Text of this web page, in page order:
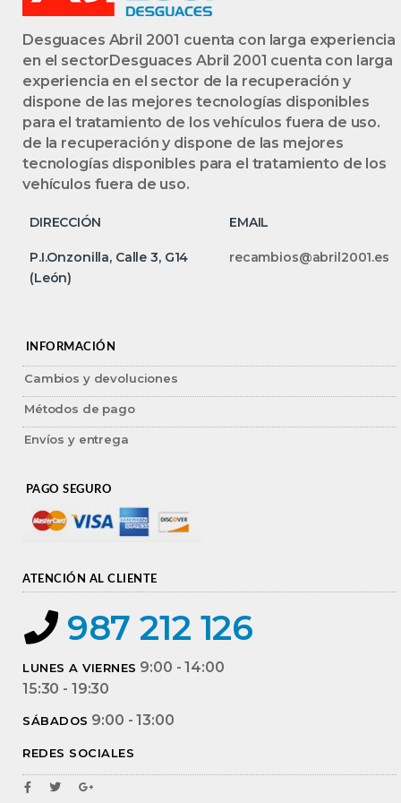
Desguaces Abril 2001 cuenta con larga experiencia
en el sectorDesguaces Abril 2001 cuenta con larga
experiencia en el sector de la recuperación y
dispone de las mejores tecnologías disponibles
para el tratamiento de los vehículos fuera de uso.
de la recuperación y dispone de las mejores
tecnologías disponibles para el tratamiento de los
vehículos fuera de uso.
DIRECCIÓN EMAIL
P.I.Onzonilla, Calle 3, G14
(León)
recambios@abril2001.es
INFORMACIÓN
Cambios y devoluciones
Métodos de pago
Envíos y entrega
PAGO SEGURO
ATENCIÓN AL CLIENTE
987 212 126
LUNES A VIERNES 9:00 - 14:00
15:30 - 19:30
SÁBADOS 9:00 - 13:00
REDES SOCIALES